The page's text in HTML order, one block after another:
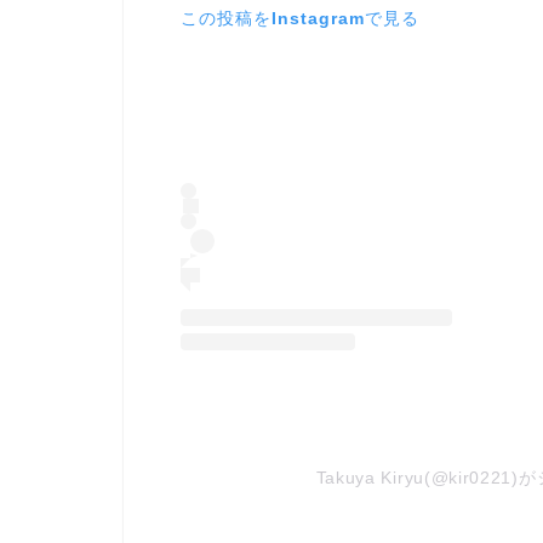
この投稿をInstagramで見る
Takuya Kiryu(@kir0221)が